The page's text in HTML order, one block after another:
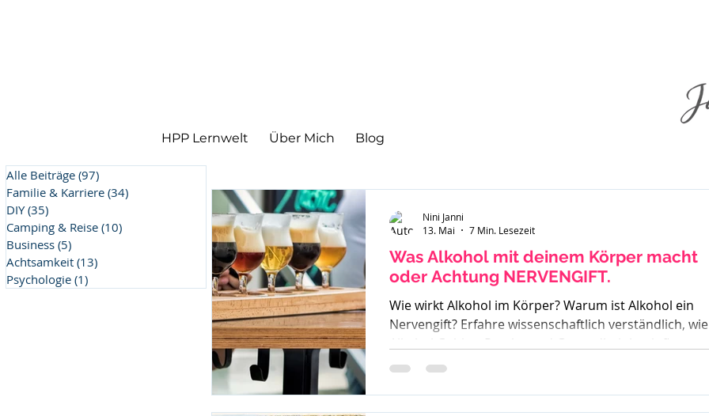
HPP Lernwelt Über Mich Blog
Alle Beiträge (97)
Familie & Karriere (34)
DIY (35)
Camping & Reise (10)
Business (5)
Achtsamkeit (13)
Psychologie (1)
Was Alkohol mit deinem Körper macht
oder Achtung NERVENGIFT.
Wie wirkt Alkohol im Körper? Warum ist Alkohol ein
Nervengift? Erfahre wissenschaftlich verständlich, wie
Alkohol Gehirn, Psyche und Gesundheit beeinflusst –
inklusive Sucht, Craving und Trinkertypen nach Jellinek.
Nini Janni
13. Mai
7 Min. Lesezeit